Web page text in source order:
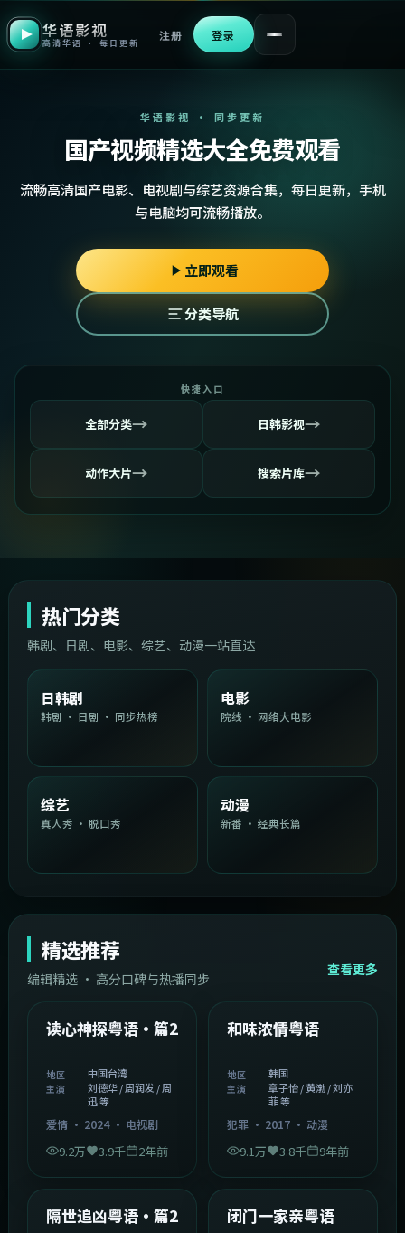
华语影视
高清华语 · 每日更新
注册 登录
华语影视 · 同步更新
国产视频精选大全免费观看
流畅高清国产电影、电视剧与综艺资源合集，每日更新，手机
与电脑均可流畅播放。
立即观看
分类导航
快捷入口
全部分类→ 日韩影视→
动作大片→ 搜索片库→
热门分类
韩剧、日剧、电影、综艺、动漫一站直达
日韩剧
韩剧 · 日剧 · 同步热榜
电影
院线 · 网络大电影
综艺
真人秀 · 脱口秀
动漫
新番 · 经典长篇
精选推荐
编辑精选 · 高分口碑与热播同步
查看更多
精选
中国台湾 1:54:36
读心神探粤语·篇2
地区 中国台湾
主演
刘德华 / 周润发 / 周
迅 等
爱情· 2024· 电视剧
9.2万 3.9千 2年前
精选
2:08:51
和味浓情粤语
地区 韩国
主演
章子怡 / 黄渤 / 刘亦
菲 等
犯罪· 2017· 动漫
9.1万 3.8千 9年前
精选
隔世追凶粤语·篇2 精选
闭门一家亲粤语